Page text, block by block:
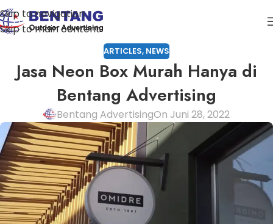
Skip to navigation
Skip to main content
ARTICLES, NEWS
Jasa Neon Box Murah Hanya di
Bentang Advertising
Bentang AdvertisingOn Juni 28, 2022